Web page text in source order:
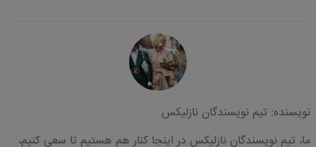
نویسنده: تیم نویسندگان نازلیکس
ما، تیم نویسندگان نازلیکس در اینجا کنار هم هستیم تا سعی کنیم،